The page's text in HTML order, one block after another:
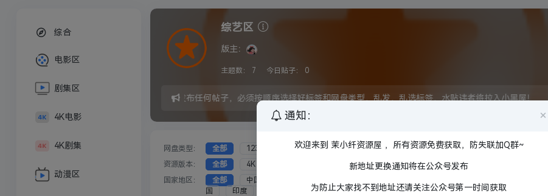
综合
电影区
剧集区
4K电影
4K剧集
动漫区
综艺区
版主：
主题数： 7 今日贴子： 0
发布任何帖子，必须按顺序选择好标签和网盘类型，乱发，乱选标签，水贴违者将拉入小黑屋！
网盘类型： 全部 123云盘 夸克网盘 百度网盘 阿里云盘 迅雷网盘
UC网盘
资源版本：
全部 4K
蓝光原盘
国家地区：
全部 中国大陆
国
印度
通知： ×
欢迎来到 茉小纤资源屋 ，所有资源免费获取，防失联加Q群~
新地址更换通知将在公众号发布
为防止大家找不到地址还请关注公众号第一时间获取